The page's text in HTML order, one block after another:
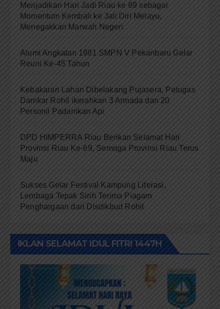
Menjadikan Hari Jadi Riau ke 69 sebagai
Momentum Kembali ke Jati Diri Melayu,
Menegakkan Marwah Negeri
Alumi Angkatan 1981 SMPN V Pekanbaru Gelar
Reuni Ke-45 Tahun
Kebakaran Lahan Dibelakang Pujasera, Petugas
Damkar Rohil ikerahkan 3 Armada dan 20
Personil Padamkan Api
DPD HIMPERRA Riau Berikan Selamat Hari
Provinsi Riau Ke-69, Semoga Provinsi Riau Terus
Maju
Sukses Gelar Festival Kampung Literasi,
Lembaga Tepak Sirih Terima Piagam
Penghargaan dari Disdikbud Rohil
IKLAN SELAMAT IDUL FITRI 1447H